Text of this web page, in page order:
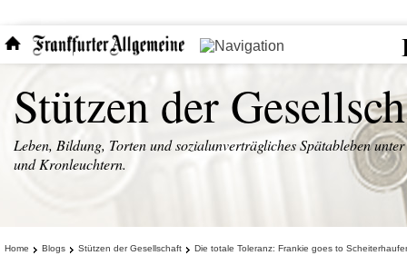
Stützen der
Leben, Bildung, Torten und sozialunverträgliches Spätableben unter
und Kronleuchtern.
Home Blogs Stützen der Gesellschaft Die totale Toleranz: Frankie goes to